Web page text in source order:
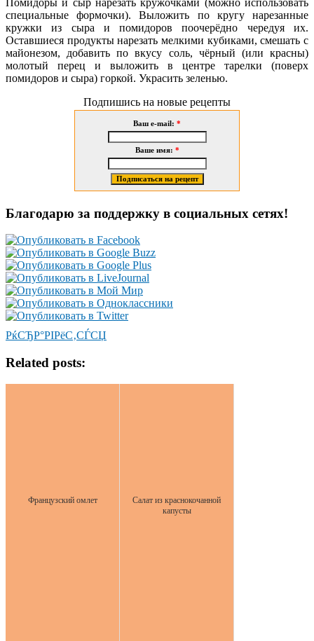
Помидоры и сыр нарезать кружочками (можно использовать
специальные формочки). Выложить по кругу нарезанные
кружки из сыра и помидоров поочерёдно чередуя их.
Оставшиеся продукты нарезать мелкими кубиками, смешать с
майонезом, добавить по вкусу соль, чёрный (или красны)
молотый перец и выложить в центре тарелки (поверх
помидоров и сыра) горкой. Украсить зеленью.
Подпишись на новые рецепты
Ваш e-mail: *
Ваше имя: *
Благодарю за поддержку в социальных сетях!
РќСЂР°РІРёС‚СЃСЏ
Related posts:
Французский омлет
Салат из краснокочанной
капусты